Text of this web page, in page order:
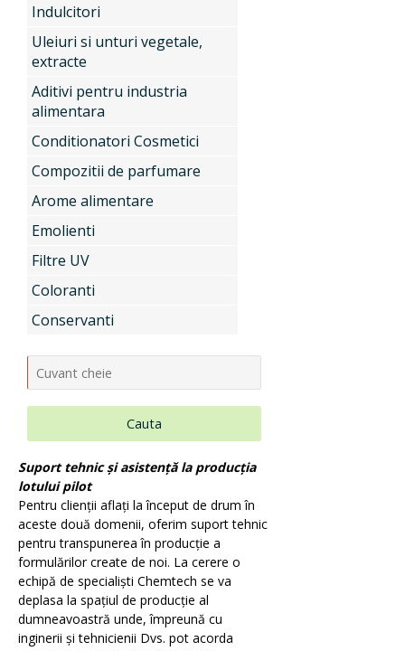
Aditivi pentru industria alimentara
Conditionatori Cosmetici
Compozitii de parfumare
Arome alimentare
Emolienti
Filtre UV
Indulcitori
Uleiuri si unturi vegetale,
extracte
Aditivi pentru industria
alimentara
Conditionatori Cosmetici
Compozitii de parfumare
Arome alimentare
Emolienti
Filtre UV
Coloranti
Conservanti
Cauta
Suport tehnic și asistență la producția
lotului pilot
Pentru clienții aflați la început de drum în
aceste două domenii, oferim suport tehnic
pentru transpunerea în producție a
formulărilor create de noi. La cerere o
echipă de specialiști Chemtech se va
deplasa la spațiul de producție al
dumneavoastră unde, împreună cu
inginerii și tehnicienii Dvs. pot acorda